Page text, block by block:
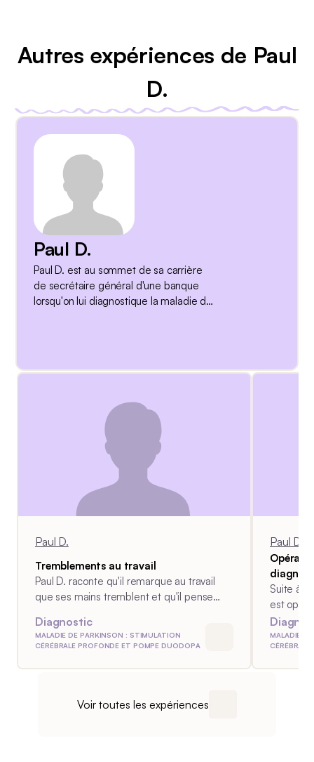
Autres expériences de Paul
D.
Paul D.
Paul D. est au sommet de sa carrière
de secrétaire général d'une banque
lorsqu'on lui diagnostique la maladie de
fait notamment du cardio et de la
En outre, il pratique et enseigne divers
types de danse. Au moment de
l'entretien, il vit avec la maladie depuis
neuf ans. En 2017, il commence une
thérapie de stimulation cérébrale
profonde, ce qui remonte à trois ans au
moment de l'entretien. Il utilise
beaucoup l'ordinateur pendant son
diagnostic : 50 ans Traitement :
stimulation cérébrale profonde
Paul D.
Tremblements au travail
Paul D. raconte qu'il remarque au travail
que ses mains tremblent et qu'il pense
Diagnostic
MALADIE DE PARKINSON : STIMULATION
CÉRÉBRALE PROFONDE ET POMPE DUODOPA
Paul D.
Suite à
est
efficace.
MALADIE
Voir toutes les expériences